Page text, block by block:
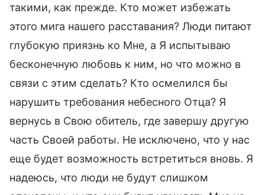
такими, как прежде. Кто может избежать
этого мига нашего расставания? Люди питают
глубокую приязнь ко Мне, а Я испытываю
бесконечную любовь к ним, но что можно в
связи с этим сделать? Кто осмелился бы
нарушить требования небесного Отца? Я
вернусь в Свою обитель, где завершу другую
часть Своей работы. Не исключено, что у нас
еще будет возможность встретиться вновь. Я
надеюсь, что люди не будут слишком